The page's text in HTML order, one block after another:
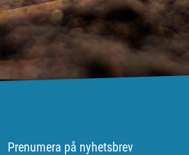
Prenumera på nyhetsbrev